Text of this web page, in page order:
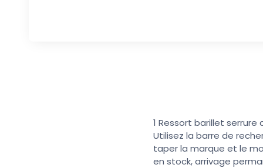
1 Ressort barillet
Utilisez la barre de
taper la marque et le
en stock, arrivage